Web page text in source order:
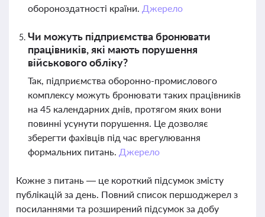
обороноздатності країни. Джерело
Чи можуть підприємства бронювати
працівників, які мають порушення
військового обліку?
Так, підприємства оборонно-промислового
комплексу можуть бронювати таких працівників
на 45 календарних днів, протягом яких вони
повинні усунути порушення. Це дозволяє
зберегти фахівців під час врегулювання
формальних питань. Джерело
Кожне з питань — це короткий підсумок змісту
публікацій за день. Повний список першоджерел з
посиланнями та розширений підсумок за добу